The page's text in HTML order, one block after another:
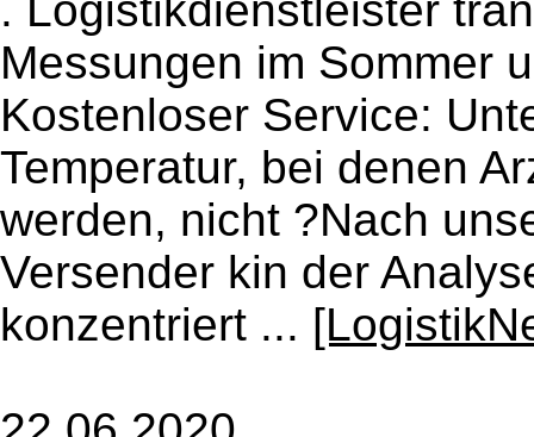
Messungen im Sommer
Kostenloser Service:
Temperatur, bei denen
werden, nicht ?Nach
Versender kin der
konzentriert ...